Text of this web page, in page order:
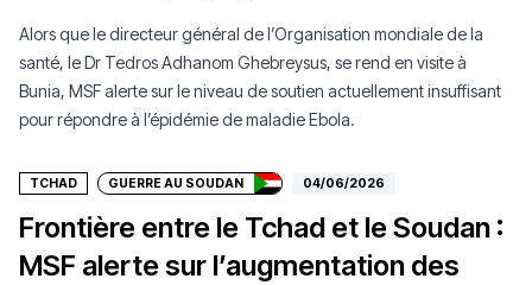
Alors que le directeur général de l’Organisation mondiale de la
santé, le Dr Tedros Adhanom Ghebreysus, se rend en visite à
Bunia, MSF alerte sur le niveau de soutien actuellement insuffisant
pour répondre à l’épidémie de maladie Ebola.
Faire un don
TCHAD GUERRE AU SOUDAN 04/06/2026
Frontière entre le Tchad et le Soudan :
MSF alerte sur l’augmentation des